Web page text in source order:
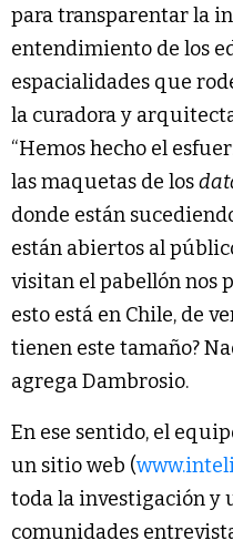
para transparentar la
entendimiento de los
espacialidades que
la curadora y
“Hemos hecho el
las maquetas de los
donde están
están abiertos al
visitan el pabellón nos
esto está en Chile, de
tienen este tamaño?
agrega Dambrosio.
En ese sentido, el
un sitio web (
toda la investigación y
comunidades